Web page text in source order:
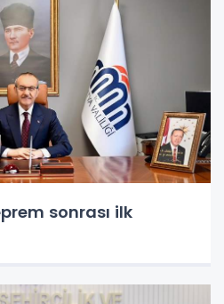
sonrası ilk